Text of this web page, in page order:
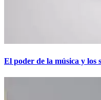
El poder de la música y los